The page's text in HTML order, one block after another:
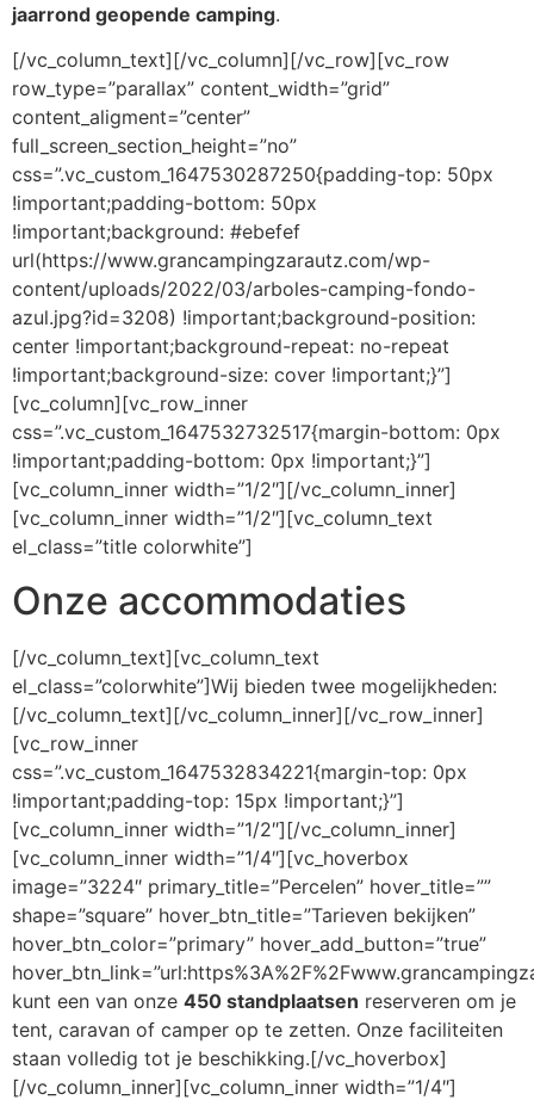
jaarrond geopende camping.
[/vc_column_text][/vc_column][/vc_row][vc_row
row_type=”parallax” content_width=”grid”
content_aligment=”center”
full_screen_section_height=”no”
css=”.vc_custom_1647530287250{padding-top: 50px
!important;padding-bottom: 50px
!important;background: #ebefef
url(https://www.grancampingzarautz.com/wp-
content/uploads/2022/03/arboles-camping-fondo-
azul.jpg?id=3208) !important;background-position:
center !important;background-repeat: no-repeat
!important;background-size: cover !important;}”]
[vc_column][vc_row_inner
css=”.vc_custom_1647532732517{margin-bottom: 0px
!important;padding-bottom: 0px !important;}”]
[vc_column_inner width=”1/2″][/vc_column_inner]
[vc_column_inner width=”1/2″][vc_column_text
el_class=”title colorwhite”]
Onze accommodaties
[/vc_column_text][vc_column_text
el_class=”colorwhite”]Wij bieden twee mogelijkheden:
[/vc_column_text][/vc_column_inner][/vc_row_inner]
[vc_row_inner
css=”.vc_custom_1647532834221{margin-top: 0px
!important;padding-top: 15px !important;}”]
[vc_column_inner width=”1/2″][/vc_column_inner]
[vc_column_inner width=”1/4″][vc_hoverbox
image=”3224″ primary_title=”Percelen” hover_title=””
shape=”square” hover_btn_title=”Tarieven bekijken”
hover_btn_color=”primary” hover_add_button=”true”
kunt een van onze 450 standplaatsen reserveren om je
tent, caravan of camper op te zetten. Onze faciliteiten
staan volledig tot je beschikking.[/vc_hoverbox]
[/vc_column_inner][vc_column_inner width=”1/4″]